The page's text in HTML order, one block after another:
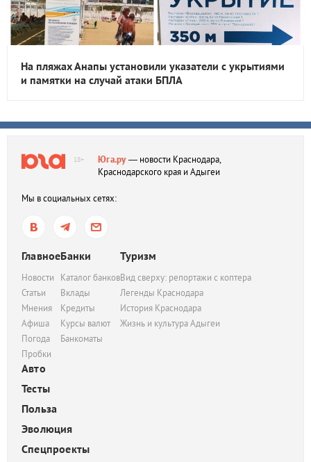
На пляжах Анапы установили указатели с укрытиями
и памятки на случай атаки БПЛА
18+ Юга.ру— новости Краснодара,
Краснодарского края и Адыгеи
Мы в социальных сетях:
Главное
Новости
Статьи
Мнения
Афиша
Погода
Пробки
Банки
Каталог банков
Вклады
Кредиты
Курсы валют
Банкоматы
Туризм
Вид сверху: репортажи с коптера
Легенды Краснодара
История Краснодара
Жизнь и культура Адыгеи
Авто
Тесты
Польза
Эволюция
Спецпроекты